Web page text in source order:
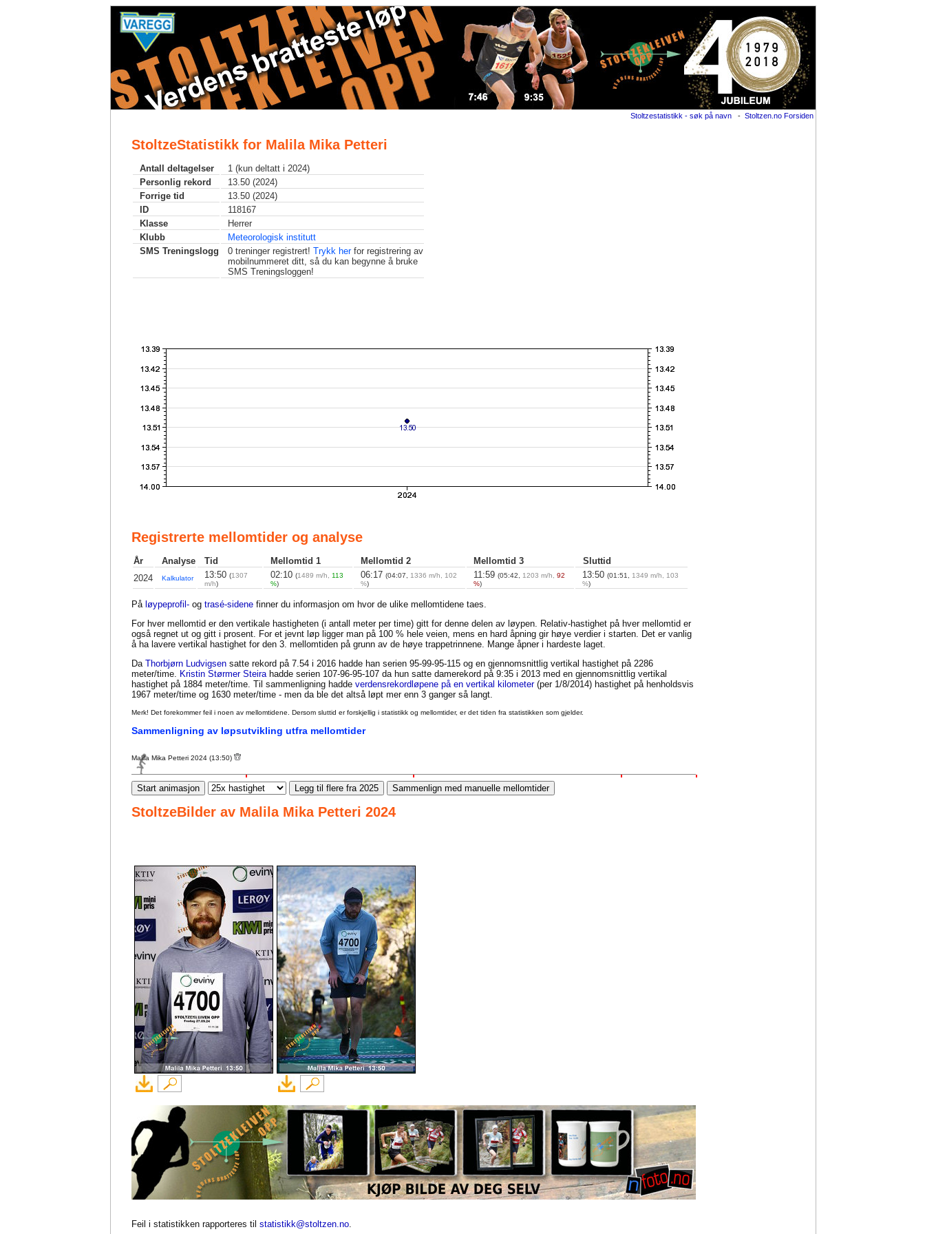
Stoltzestatistikk - søk på navn - Stoltzen.no Forsiden
StoltzeStatistikk for Malila Mika Petteri
Antall deltagelser
1 (kun deltatt i 2024)
Personlig rekord
13.50 (2024)
Forrige tid
13.50 (2024)
ID
118167
Klasse
Herrer
Klubb
Meteorologisk institutt
SMS Treningslogg
0 treninger registrert! Trykk herfor registrering av
mobilnummeret ditt, så du kan begynne å bruke
SMS Treningsloggen!
Registrerte mellomtider og analyse
År Analyse Tid Mellomtid 1 Mellomtid 2 Mellomtid 3
Sluttid
2024
Kalkulator 13:50 (1307
m/h)
02:10 (1489 m/h, 113
%)
06:17 (04:07, 1336 m/h, 102
%)
11:59 (05:42, 1203 m/h, 92
%)
13:50 (01:51, 1349 m/h, 103
%)
På løypeprofil- og trasé-sidene finner du informasjon om hvor de ulike mellomtidene taes.
For hver mellomtid er den vertikale hastigheten (i antall meter per time) gitt for denne delen av løypen. Relativ-hastighet på hver mellomtid er
også regnet ut og gitt i prosent. For et jevnt løp ligger man på 100 % hele veien, mens en hard åpning gir høye verdier i starten. Det er vanlig
å ha lavere vertikal hastighet for den 3. mellomtiden på grunn av de høye trappetrinnene. Mange åpner i hardeste laget.
Da Thorbjørn Ludvigsen satte rekord på 7.54 i 2016 hadde han serien 95-99-95-115 og en gjennomsnittlig vertikal hastighet på 2286
meter/time. Kristin Størmer Steirahadde serien 107-96-95-107 da hun satte damerekord på 9:35 i 2013 med en gjennomsnittlig vertikal
hastighet på 1884 meter/time. Til sammenligning hadde verdensrekordløpene på en vertikal kilometer(per 1/8/2014) hastighet på henholdsvis
1967 meter/time og 1630 meter/time - men da ble det altså løpt mer enn 3 ganger så langt.
Merk! Det forekommer feil i noen av mellomtidene. Dersom sluttid er forskjellig i statistikk og mellomtider, er det tiden fra statistikken som gjelder.
Sammenligning av løpsutvikling utfra mellomtider
Malila Mika Petteri 2024 (13:50)
Start animasjon Legg til flere fra 2025 Sammenlign med manuelle mellomtider
StoltzeBilder av Malila Mika Petteri 2024
Feil i statistikken rapporteres til statistikk@stoltzen.no.